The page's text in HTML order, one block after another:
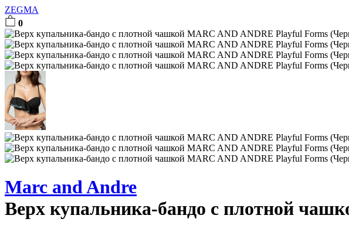
ZEGMA
0
Marc and Andre
Верх купальника-бандо с плотной